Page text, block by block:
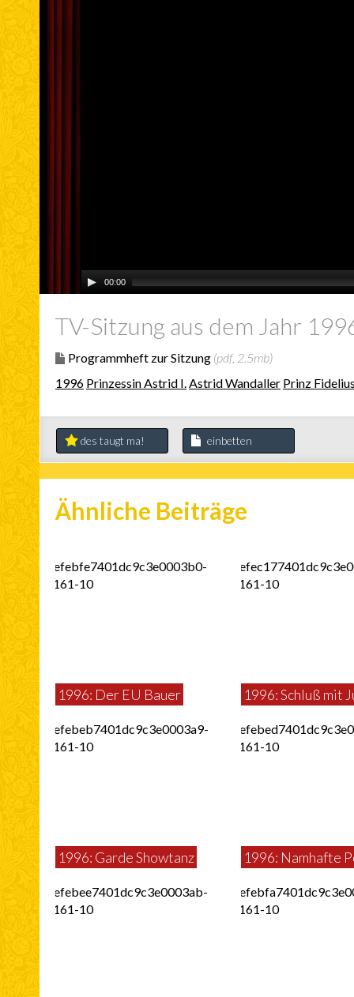
00:00
TV-Sitzung aus dem Jahr
Programmheft zur Sitzung (pdf, 2.5mb)
1996 Prinzessin Astrid I.Astrid Wandaller Prinz
des taugt ma! einbetten
Ähnliche Beiträge
1996: Der EU Bauer 1996: Schluß mit
1996: Garde Showtanz 1996: Namhafte